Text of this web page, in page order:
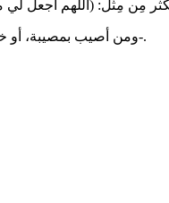
‏-ومن أصيب بمصيبة، أو خشي ذلك، فليكثر مِن مِثْل: (اللهم إني أعوذ بك من زوال نعمتك، وتحول عافيتك، وفجاءة نقمتك، وجميع سخطك).